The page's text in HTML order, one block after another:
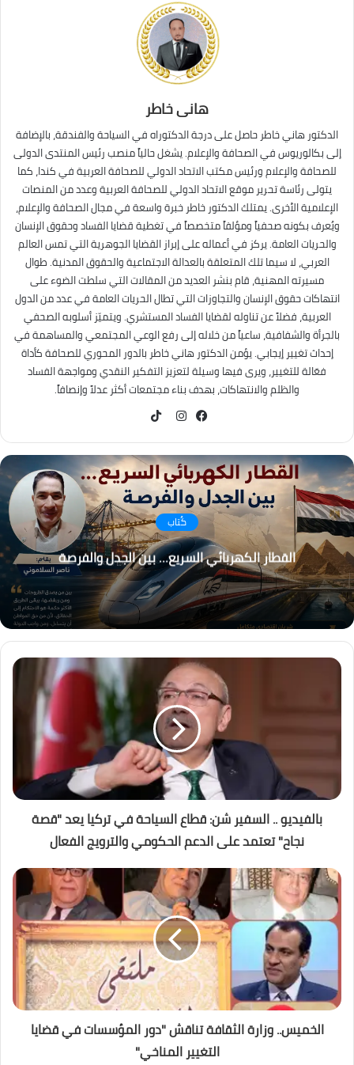
هانى خاطر
الدكتور هاني خاطر حاصل على درجة الدكتوراه في السياحة والفندقة، بالإضافة
إلى بكالوريوس في الصحافة والإعلام. يشغل حالياً منصب رئيس المنتدى الدولى
للصحافة والإعلام ورئيس مكتب الاتحاد الدولي للصحافة العربية في كندا، كما
يتولى رئاسة تحرير موقع الاتحاد الدولي للصحافة العربية وعدد من المنصات
الإعلامية الأخرى. يمتلك الدكتور خاطر خبرة واسعة في مجال الصحافة والإعلام،
ويُعرف بكونه صحفياً ومؤلفاً متخصصاً في تغطية قضايا الفساد وحقوق الإنسان
والحريات العامة. يركز في أعماله على إبراز القضايا الجوهرية التي تمس العالم
العربي، لا سيما تلك المتعلقة بالعدالة الاجتماعية والحقوق المدنية. طوال
مسيرته المهنية، قام بنشر العديد من المقالات التي سلطت الضوء على
انتهاكات حقوق الإنسان والتجاوزات التي تطال الحريات العامة في عدد من الدول
العربية، فضلاً عن تناوله لقضايا الفساد المستشري. ويتميّز أسلوبه الصحفي
بالجرأة والشفافية، ساعياً من خلاله إلى رفع الوعي المجتمعي والمساهمة في
إحداث تغيير إيجابي. يؤمن الدكتور هاني خاطر بالدور المحوري للصحافة كأداة
فعّالة للتغيير، ويرى فيها وسيلة لتعزيز التفكير النقدي ومواجهة الفساد
والظلم والانتهاكات، بهدف بناء مجتمعات أكثر عدلاً وإنصافاً.
كُتاب
القطار الكهربائي السريع… بين الجدل والفرصة
بالفيديو .. السفير شن: قطاع السياحة في تركيا يعد "قصة
نجاح" تعتمد على الدعم الحكومي والترويج الفعال
الخميس.. وزارة الثقافة تناقش "دور المؤسسات في قضايا
التغيير المناخي"